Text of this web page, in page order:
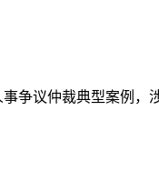
争议仲裁典型案例